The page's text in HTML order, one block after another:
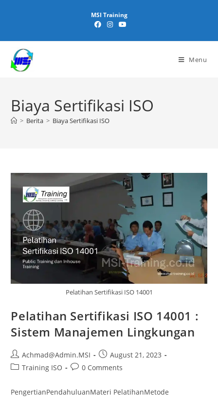
MSI Training
Menu
Biaya Sertifikasi ISO
> Berita > Biaya Sertifikasi ISO
Pelatihan Sertifikasi ISO 14001
Pelatihan Sertifikasi ISO 14001 :
Sistem Manajemen Lingkungan
Achmad@Admin.MSI
August 21, 2023
Training ISO
0 Comments
PengertianPendahuluanMateri PelatihanMetode